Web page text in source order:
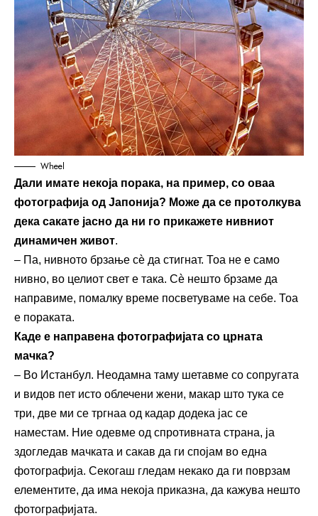
Wheel
Дали имате некоја порака, на пример, со оваа
фотографија од Јапонија? Може да се протолкува
дека сакате јасно да ни го прикажете нивниот
динамичен живот.
– Па, нивното брзање сѐ да стигнат. Тоа не е само
нивно, во целиот свет е така. Сѐ нешто брзаме да
направиме, помалку време посветуваме на себе. Тоа
е пораката.
Каде е направена фотографијата со црната
мачка?
– Во Истанбул. Неодамна таму шетавме со сопругата
и видов пет исто облечени жени, макар што тука се
три, две ми се тргнаа од кадар додека јас се
наместам. Ние одевме од спротивната страна, ја
здогледав мачката и сакав да ги спојам во една
фотографија. Секогаш гледам некако да ги поврзам
елементите, да има некоја приказна, да кажува нешто
фотографијата.